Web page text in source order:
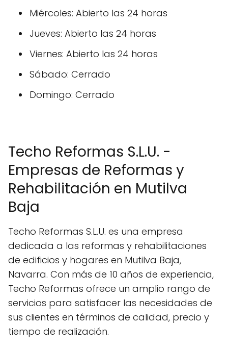
Miércoles: Abierto las 24 horas
Jueves: Abierto las 24 horas
Viernes: Abierto las 24 horas
Sábado: Cerrado
Domingo: Cerrado
Techo Reformas S.L.U. -
Empresas de Reformas y
Rehabilitación en Mutilva
Baja
Techo Reformas S.L.U. es una empresa
dedicada a las reformas y rehabilitaciones
de edificios y hogares en Mutilva Baja,
Navarra. Con más de 10 años de experiencia,
Techo Reformas ofrece un amplio rango de
servicios para satisfacer las necesidades de
sus clientes en términos de calidad, precio y
tiempo de realización.